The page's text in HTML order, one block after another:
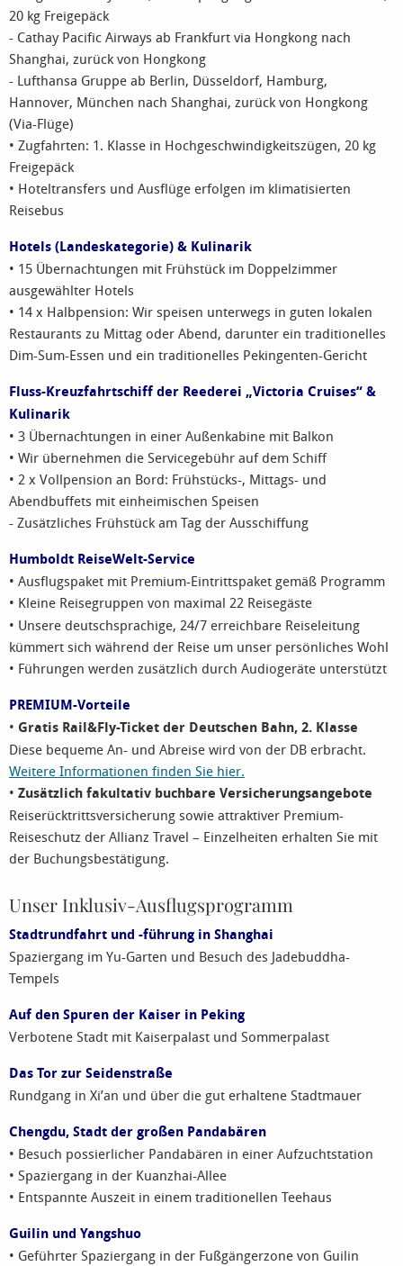
20 kg Freigepäck
- Cathay Pacific Airways ab Frankfurt via Hongkong nach
Shanghai, zurück von Hongkong
- Lufthansa Gruppe ab Berlin, Düsseldorf, Hamburg,
Hannover, München nach Shanghai, zurück von Hongkong
(Via-Flüge)
• Zugfahrten: 1. Klasse in Hochgeschwindigkeitszügen, 20 kg
Freigepäck
• Hoteltransfers und Ausflüge erfolgen im klimatisierten
Reisebus
Hotels (Landeskategorie) & Kulinarik
• 15 Übernachtungen mit Frühstück im Doppelzimmer
ausgewählter Hotels
• 14 x Halbpension: Wir speisen unterwegs in guten lokalen
Restaurants zu Mittag oder Abend, darunter ein traditionelles
Dim-Sum-Essen und ein traditionelles Pekingenten-Gericht
Fluss-Kreuzfahrtschiff der Reederei „Victoria Cruises“ &
Kulinarik
• 3 Übernachtungen in einer Außenkabine mit Balkon
• Wir übernehmen die Servicegebühr auf dem Schiff
• 2 x Vollpension an Bord: Frühstücks-, Mittags- und
Abendbuffets mit einheimischen Speisen
- Zusätzliches Frühstück am Tag der Ausschiffung
Humboldt ReiseWelt-Service
• Ausflugspaket mit Premium-Eintrittspaket gemäß Programm
• Kleine Reisegruppen von maximal 22 Reisegäste
• Unsere deutschsprachige, 24/7 erreichbare Reiseleitung
kümmert sich während der Reise um unser persönliches Wohl
• Führungen werden zusätzlich durch Audiogeräte unterstützt
PREMIUM-Vorteile
• Gratis Rail&Fly-Ticket der Deutschen Bahn, 2. Klasse
Diese bequeme An- und Abreise wird von der DB erbracht.
Weitere Informationen finden Sie hier.
• Zusätzlich fakultativ buchbare Versicherungsangebote
Reiserücktrittsversicherung sowie attraktiver Premium-
Reiseschutz der Allianz Travel – Einzelheiten erhalten Sie mit
der Buchungsbestätigung.
Unser Inklusiv-Ausflugsprogramm
Stadtrundfahrt und -führung in Shanghai
Spaziergang im Yu-Garten und Besuch des Jadebuddha-
Tempels
Auf den Spuren der Kaiser in Peking
Verbotene Stadt mit Kaiserpalast und Sommerpalast
Das Tor zur Seidenstraße
Rundgang in Xi’an und über die gut erhaltene Stadtmauer
Chengdu, Stadt der großen Pandabären
• Besuch possierlicher Pandabären in einer Aufzuchtstation
• Spaziergang in der Kuanzhai-Allee
• Entspannte Auszeit in einem traditionellen Teehaus
Guilin und Yangshuo
• Geführter Spaziergang in der Fußgängerzone von Guilin